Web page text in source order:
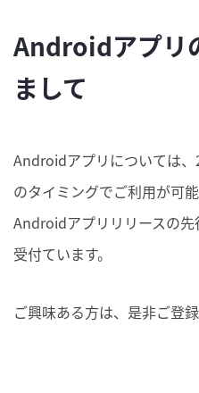
Androidアプリ
まして
Androidアプリについては
のタイミングでご利用が可
Androidアプリリリースの
受付ています。
ご興味ある方は、是非ご登録